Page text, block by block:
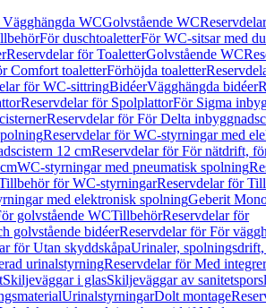
WCGolvstående WC
För duschtoaletterFör WC-sitsar med
Reservdelar för ToaletterGolvstående WC
Comfort toaletterFörhöjda toaletter
för WC-sittringBidéerVägghängda bidéer
Reservdelar för SpolplattorFör Sigma
Reservdelar för För Delta
Reservdelar för WC-styrningar med
12 cmReservdelar för För nätdrift,
WC-styrningar med pneumatisk spolning
för WC-styrningarReservdelar för
med elektronisk spolningGeberit
golvstående WCTillbehörReservdelar för
golvstående bidéerReservdelar för För
för Utan skyddskåpaUrinaler, spolningsdrift,
urinalstyrningReservdelar för Med
Skiljeväggar i glasSkiljeväggar av
UrinalstyrningarDolt montage